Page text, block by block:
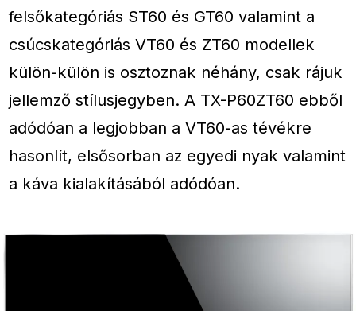
felsőkategóriás ST60 és GT60 valamint a
csúcskategóriás VT60 és ZT60 modellek
külön-külön is osztoznak néhány, csak rájuk
jellemző stílusjegyben. A TX-P60ZT60 ebből
adódóan a legjobban a VT60-as tévékre
hasonlít, elsősorban az egyedi nyak valamint
a káva kialakításából adódóan.